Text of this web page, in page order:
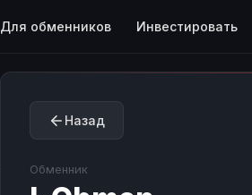
Для обменников Инвестировать
Назад
Обменник